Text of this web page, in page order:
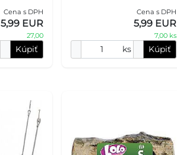
Cena s DPH
5,99 EUR
27,00
Kúpiť
Cena s DPH
5,99 EUR
7,00 ks
ks Kúpiť